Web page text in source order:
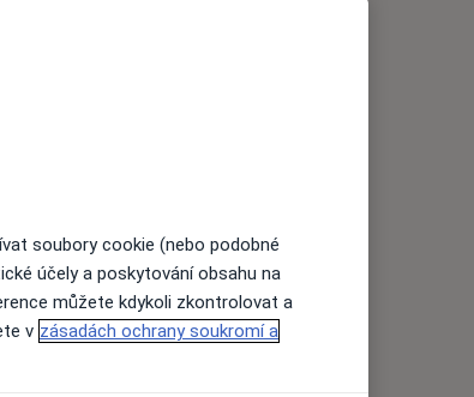
soubory cookie (nebo podobné
účely a poskytování obsahu na
můžete kdykoli zkontrolovat a
v zásadách ochrany soukromí a